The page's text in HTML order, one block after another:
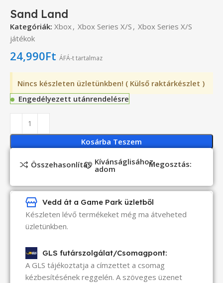
Sand Land
Kategóriák: Xbox , Xbox Series X/S , Xbox Series X/S
játékok
24,990Ft ÁFÁ-t tartalmaz
Nincs készleten üzletünkben! ( Külső raktárkészlet )
Engedélyezett utánrendelésre
Kosárba Teszem
Összehasonlítás Kívánságlisához
adom Megosztás:
Vedd át a Game Park üzletből
Készleten lévő termékeket még ma átveheted
üzletünkben.
GLS futárszolgálat/Csomagpont:
A GLS tájékoztatja a címzettet a csomag
kézbesítésének reggelén. A szöveges üzenet